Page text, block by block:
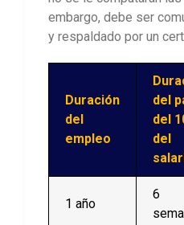
embargo, debe ser
y respaldado por un
Duración
del
empleo
del
del
del
1 año
6